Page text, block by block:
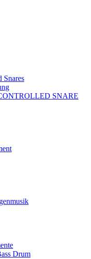
Snares
SNARE
Drum